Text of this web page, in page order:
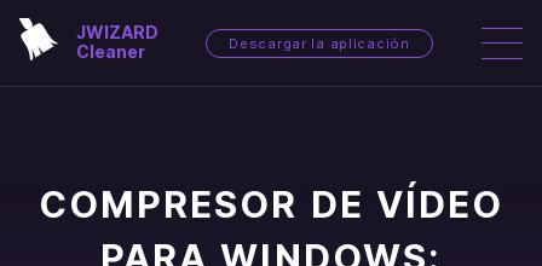
JWIZARD
Cleaner
Descargar la aplicación
COMPRESOR DE VÍDEO